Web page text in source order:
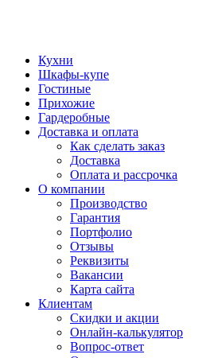
Кухни
Шкафы-купе
Гостиные
Прихожие
Гардеробные
Доставка и оплата
Как сделать заказ
Доставка
Оплата и рассрочка
О компании
Производство
Гарантия
Портфолио
Отзывы
Реквизиты
Вакансии
Карта сайта
Клиентам
Скидки и акции
Онлайн-калькулятор
Вопрос-ответ